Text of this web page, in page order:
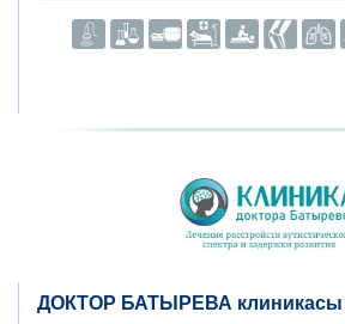
ДОКТОР БАТЫРЕВА клиникасы